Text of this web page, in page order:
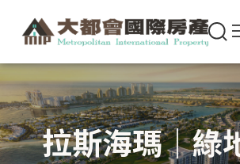
拉斯海瑪｜綠